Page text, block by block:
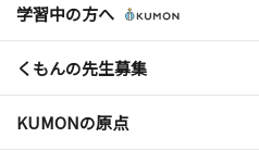
学習中の方へ
くもんの先生募集
KUMONの原点